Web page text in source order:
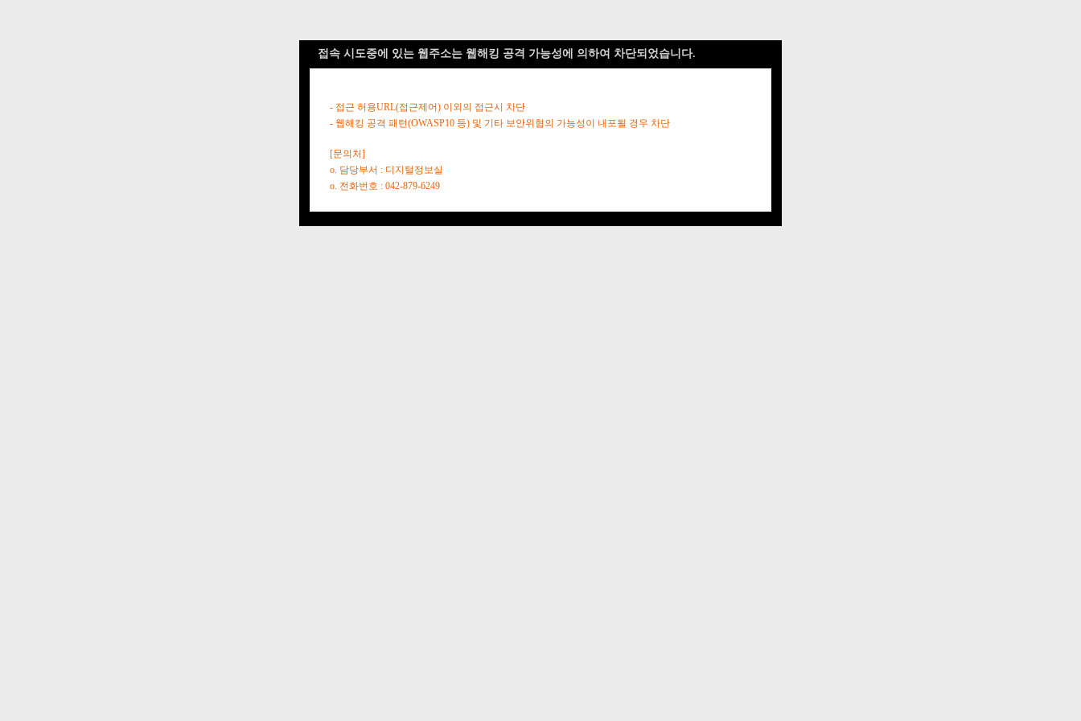
접속 시도중에 있는 웹주소는 웹해킹 공격 가능성에 의하여 차단되었습니다.
- 접근 허용URL(접근제어) 이외의 접근시 차단
- 웹해킹 공격 패턴(OWASP10 등) 및 기타 보안위협의 가능성이 내포될 경우 차단
[문의처]
o. 담당부서 : 디지털정보실
o. 전화번호 : 042-879-6249